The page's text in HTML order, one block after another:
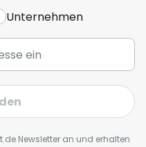
Unternehmen
Newsletter an und erhalten